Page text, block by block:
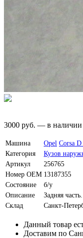
3000 руб. — в наличии
Машина Opel Corsa
Категория
Кузов
Артикул
256765
Номер OEM 13187355
Состояние
б/у
Описание
Задняя часть.
Склад
Санкт-
Данный товар
Доставим по